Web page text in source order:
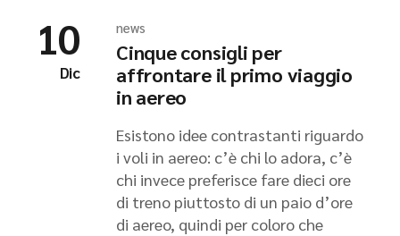
10
Dic
news
Cinque consigli per
affrontare il primo viaggio
in aereo
Esistono idee contrastanti riguardo
i voli in aereo: c’è chi lo adora, c’è
chi invece preferisce fare dieci ore
di treno piuttosto di un paio d’ore
di aereo, quindi per coloro che